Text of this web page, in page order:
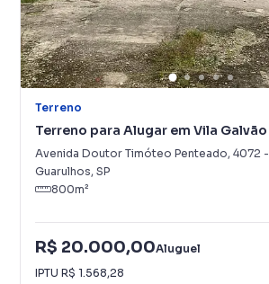
Terreno
Terreno para Alugar em Vila Galvão
Avenida Doutor Timóteo Penteado, 4072 -
Guarulhos, SP
800m²
R$ 20.000,00Aluguel
IPTU R$ 1.568,28